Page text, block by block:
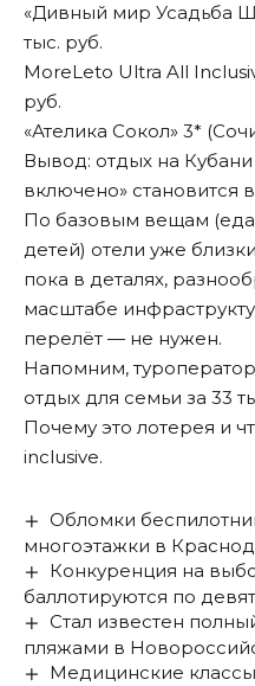
«Дивный мир Усадьба
тыс. руб.
MoreLeto Ultra All
руб.
«Ателика Сокол» 3*
Вывод: отдых на
включено» становится
По базовым вещам
детей) отели уже
пока в деталях,
масштабе
перелёт — не нужен.
Напомним,
отдых для семьи за 33
Почему это лотерея и
inclusive.
Обломки
многоэтажки в
Конкуренция на
баллотируются по
Стал известен
пляжами в
Медицинские